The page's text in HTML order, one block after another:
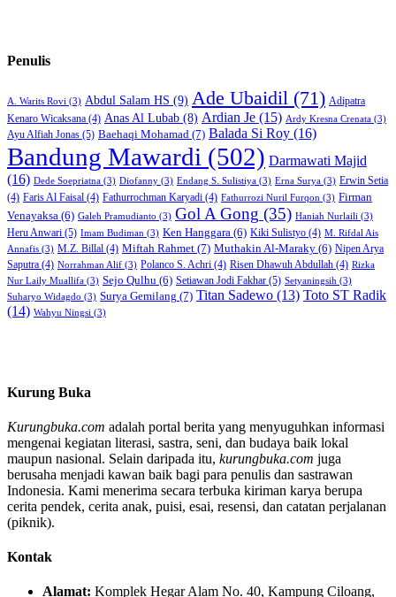
Penulis
A. Warits Rovi (3) Abdul Salam HS (9) Ade Ubaidil (71) Adipatra
Kenaro Wicaksana (4) Anas Al Lubab (8) Ardian Je (15) Ardy Kresna Crenata (3)
Ayu Alfiah Jonas (5) Baehaqi Mohamad (7) Balada Si Roy (16)
Bandung Mawardi (502) Darmawati Majid
(16) Dede Soepriatna (3) Diofanny (3) Endang S. Sulistiya (3) Erna Surya (3) Erwin Setia
(4) Faris Al Faisal (4) Fathurrochman Karyadi (4) Fathurrozi Nuril Furqon (3) Firman
Venayaksa (6) Galeh Pramudianto (3) Gol A Gong (35) Haniah Nurlaili (3)
Heru Anwari (5) Imam Budiman (3) Ken Hanggara (6) Kiki Sulistyo (4) M. Rifdal Ais
Annafis (3) M.Z. Billal (4) Miftah Rahmet (7) Muthakin Al-Maraky (6) Nipen Arya
Saputra (4) Norrahman Alif (3) Polanco S. Achri (4) Risen Dhawuh Abdullah (4) Rizka
Nur Laily Muallifa (3) Sejo Qulhu (6) Setiawan Jodi Fakhar (5) Setyaningsih (3)
Suharyo Widagdo (3) Surya Gemilang (7) Titan Sadewo (13) Toto ST Radik
(14) Wahyu Ningsi (3)
Kurung Buka
Kurungbuka.com adalah portal berita yang menyuguhkan informasi
mengenai kegiatan literasi, sastra, seni, dan budaya baik lokal
maupun nasional. Selain daripada itu, kurungbuka.com juga
berusaha menjadi kawan baik bagi para penulis dan sastrawan
Indonesia. Kami menerima secara terbuka kiriman karya berupa
cerita pendek, cerita anak, puisi, esai, resensi, dan catatan perjalanan
(piknik).
Kontak
Alamat: Komplek Hegar Alam No. 40, Kampung Ciloang,